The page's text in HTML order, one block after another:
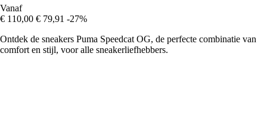
Vanaf
€ 110,00 € 79,91 -27%
Ontdek de sneakers Puma Speedcat OG, de perfecte combinatie van
comfort en stijl, voor alle sneakerliefhebbers.